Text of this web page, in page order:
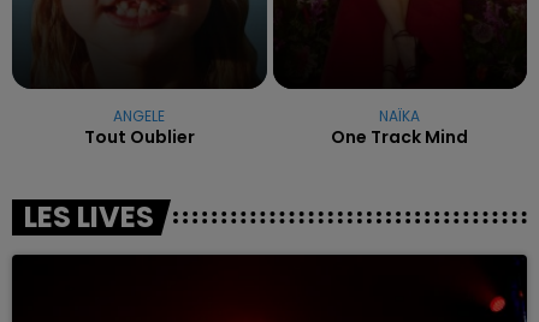
ANGELE
Tout Oublier
NAÏKA
One Track Mind
LES LIVES